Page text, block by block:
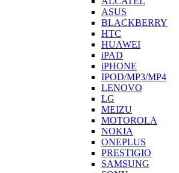
ASUS
BLACKBERRY
HTC
HUAWEI
iPAD
iPHONE
IPOD/MP3/MP4
LENOVO
LG
MEIZU
MOTOROLA
NOKIA
ONEPLUS
PRESTIGIO
SAMSUNG